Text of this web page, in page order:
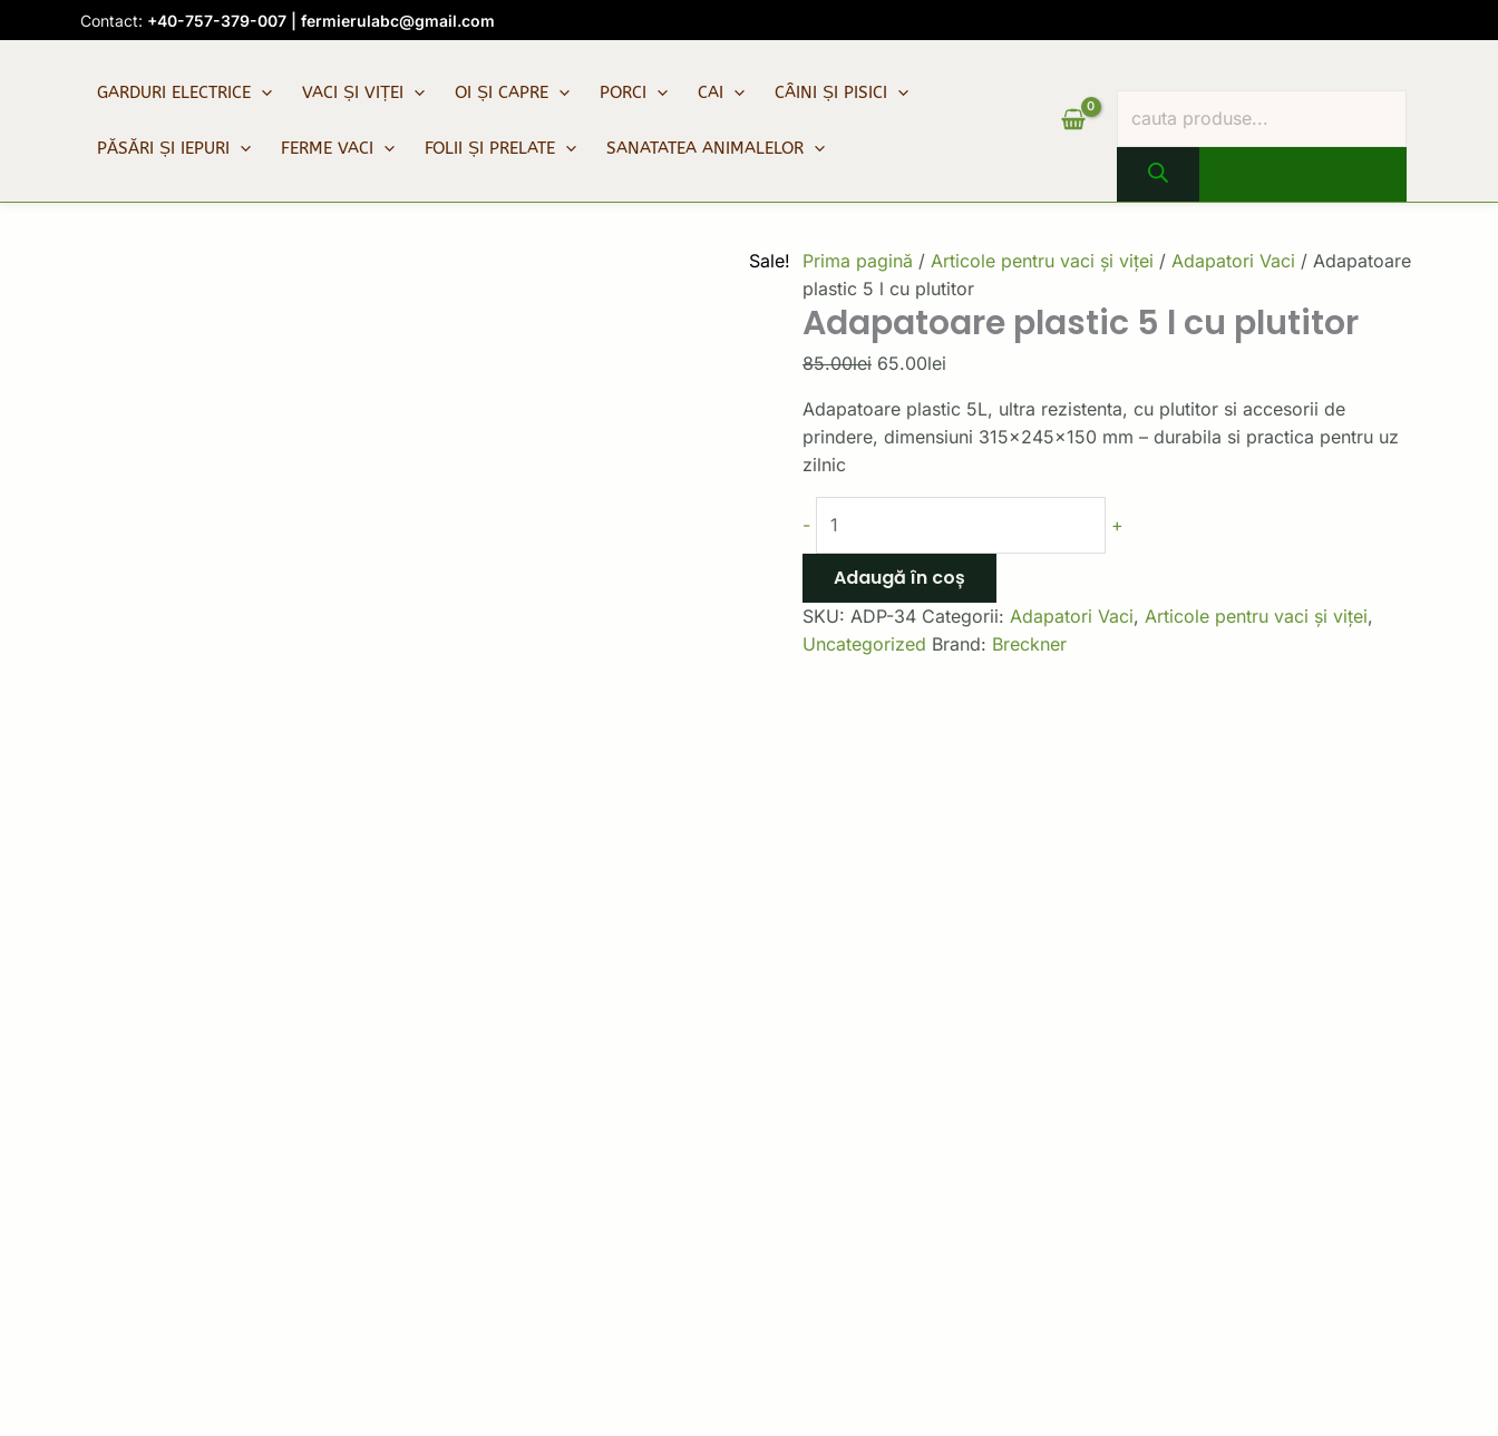
to
Contact: +40-757-379-007 fermierulabc@gmail.com
GARDURI ELECTRICE VACI ȘI VIȚEI OI ȘI CAPRE PORCI CAI CÂINI ȘI PISICI
PĂSĂRI ȘI IEPURI FERME VACI FOLII ȘI PRELATE SANATATEA ANIMALELOR
search
Sale! Prima pagină / Articole pentru vaci și viței / Adapatori Vaci / Adapatoare
plastic 5 l cu plutitor
Adapatoare plastic 5 l cu plutitor
85.00lei
inițial
fost:
65.00lei
curent
Adapatoare plastic 5L, ultra rezistenta, cu plutitor si accesorii de
prindere, dimensiuni 315x245x150 mm – durabila si practica pentru uz
zilnic
-
Adapatoare
5
cu
+
Adaugă în coș
SKU: ADP-34 Categorii: Adapatori Vaci, Articole pentru vaci și viței,
Uncategorized Brand: Breckner